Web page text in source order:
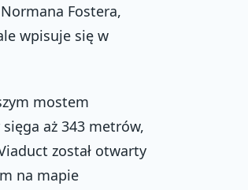
Fostera,
wpisuje się w
mostem
aż 343 metrów,
został otwarty
na mapie